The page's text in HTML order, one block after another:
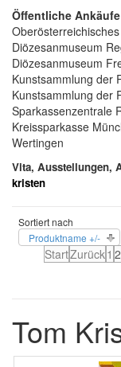
Öffentliche
Diözesanmuseum
Diözesanmuseum
Kunstsammlung der
Kunstsammlung der
Sparkassenzentrale
Kreissparkasse
Wertingen
Vita, Ausstellungen,
kristen
Sortiert nach
Produktname +/-
StartZurück1 2
Tom